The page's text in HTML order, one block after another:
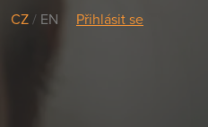
CZ / EN Přihlásit se